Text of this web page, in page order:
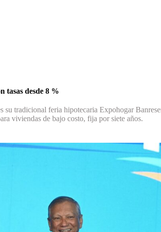
tasas desde 8 %
su tradicional feria hipotecaria Expohogar
viviendas de bajo costo, fija por siete años.